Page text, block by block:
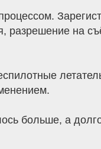
разрешение на
больше, а